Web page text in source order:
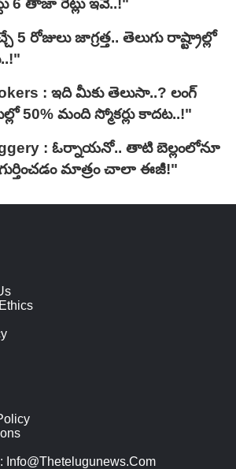
6 తాజా రేట్లు ఇవే..!"
5 రోజులు జాగ్రత్త.. తెలుగు రాష్ట్రాల్లో
: ఇది మీకు తెలుసా..? లంగ్
50% మంది స్మోకర్లు కాదట..!"
: ఓర్నాయనో.. తాటి బెల్లంలోనూ
మాత్రం చాలా ఈజీ!"
Info@thetelugunews.com